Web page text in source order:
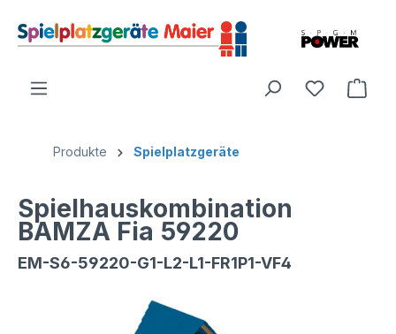
Produkte Spielplatzgeräte
Spielhauskombination
BAMZA Fia 59220
EM-S6-59220-G1-L2-L1-FR1P1-VF4